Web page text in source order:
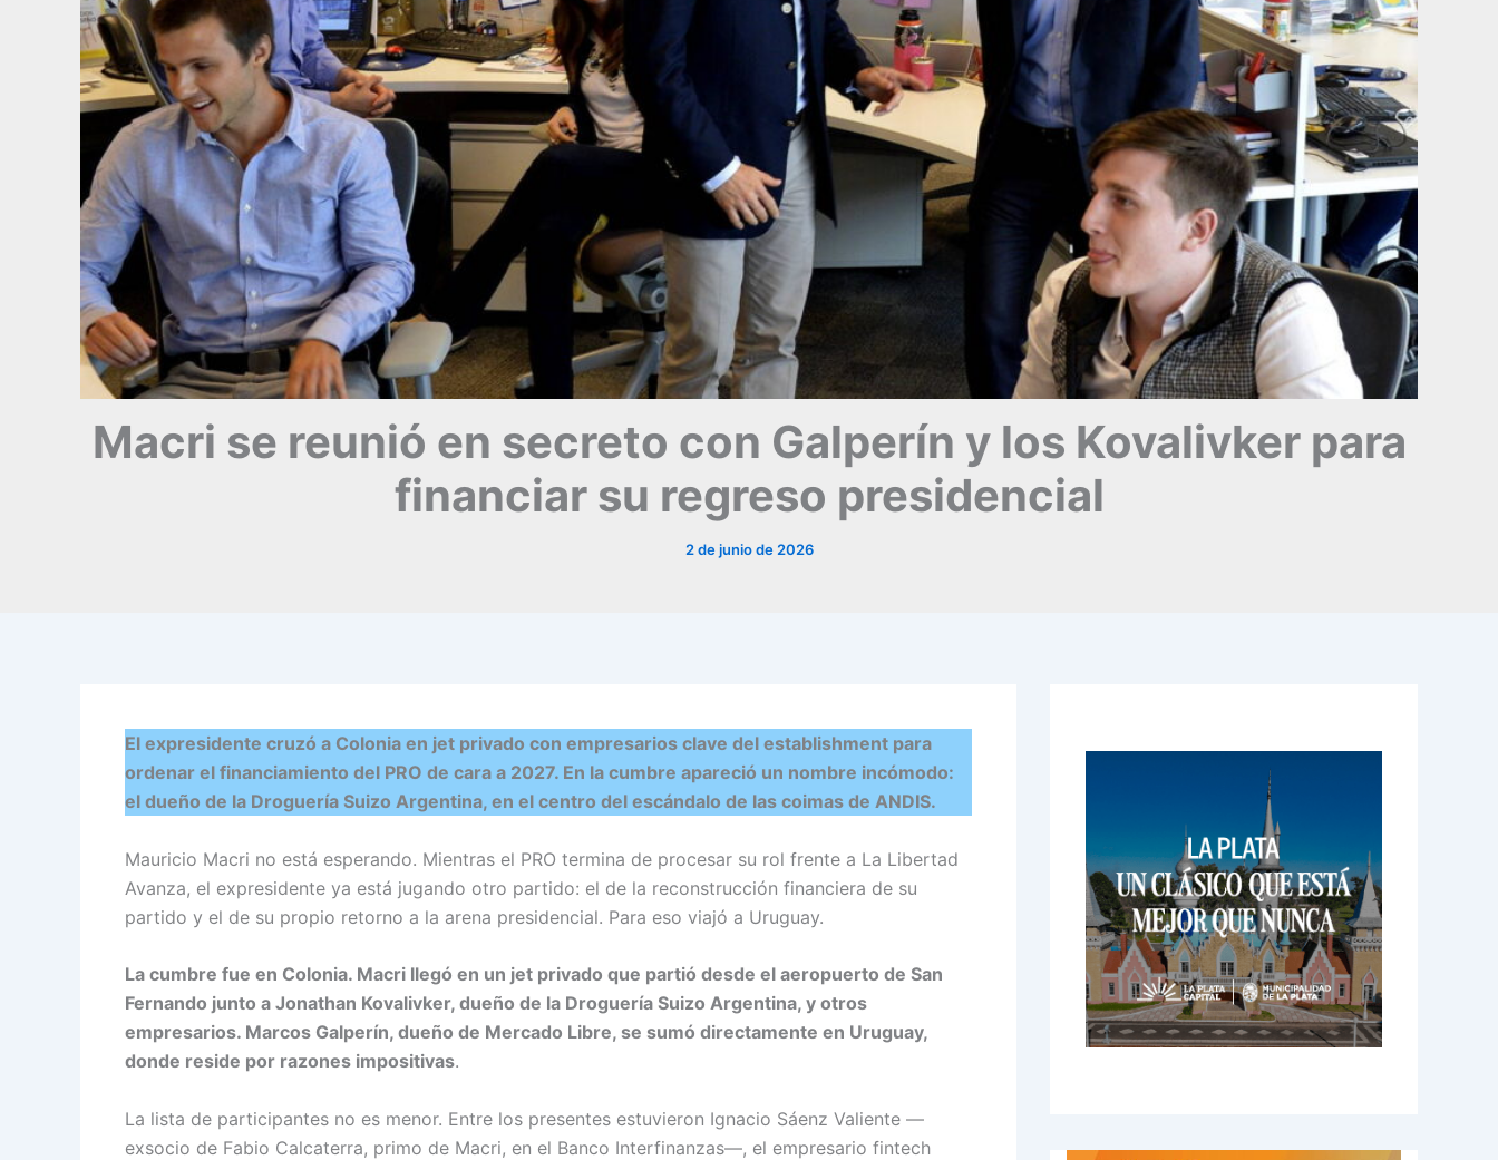
Macri se reunió en secreto con Galperín y los Kovalivker para
financiar su regreso presidencial
2 de junio de 2026
El expresidente cruzó a Colonia en jet privado con empresarios clave del establishment para
ordenar el financiamiento del PRO de cara a 2027. En la cumbre apareció un nombre incómodo:
el dueño de la Droguería Suizo Argentina, en el centro del escándalo de las coimas de ANDIS.
Mauricio Macri no está esperando. Mientras el PRO termina de procesar su rol frente a La Libertad
Avanza, el expresidente ya está jugando otro partido: el de la reconstrucción financiera de su
partido y el de su propio retorno a la arena presidencial. Para eso viajó a Uruguay.
La cumbre fue en Colonia. Macri llegó en un jet privado que partió desde el aeropuerto de San
Fernando junto a Jonathan Kovalivker, dueño de la Droguería Suizo Argentina, y otros
empresarios. Marcos Galperín, dueño de Mercado Libre, se sumó directamente en Uruguay,
donde reside por razones impositivas.
La lista de participantes no es menor. Entre los presentes estuvieron Ignacio Sáenz Valiente —
exsocio de Fabio Calcaterra, primo de Macri, en el Banco Interfinanzas—, el empresario fintech